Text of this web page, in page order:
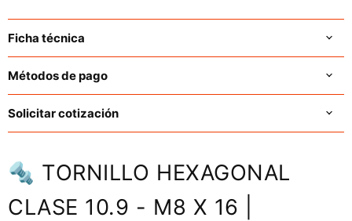
Ficha técnica
Métodos de pago
Solicitar cotización
🔩 TORNILLO HEXAGONAL
CLASE 10.9 - M8 X 16 |